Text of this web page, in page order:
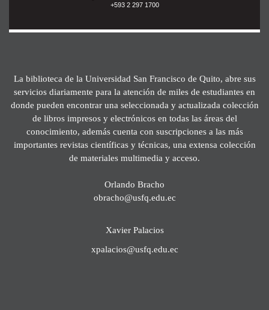
+593 2 297 1700
La biblioteca de la Universidad San Francisco de Quito, abre sus
servicios diariamente para la atención de miles de estudiantes en
donde pueden encontrar una seleccionada y actualizada colección
de libros impresos y electrónicos en todas las áreas del
conocimiento, además cuenta con suscripciones a las más
importantes revistas científicas y técnicas, una extensa colección
de materiales multimedia y acceso.
Orlando Bracho
obracho@usfq.edu.ec
Xavier Palacios
xpalacios@usfq.edu.ec